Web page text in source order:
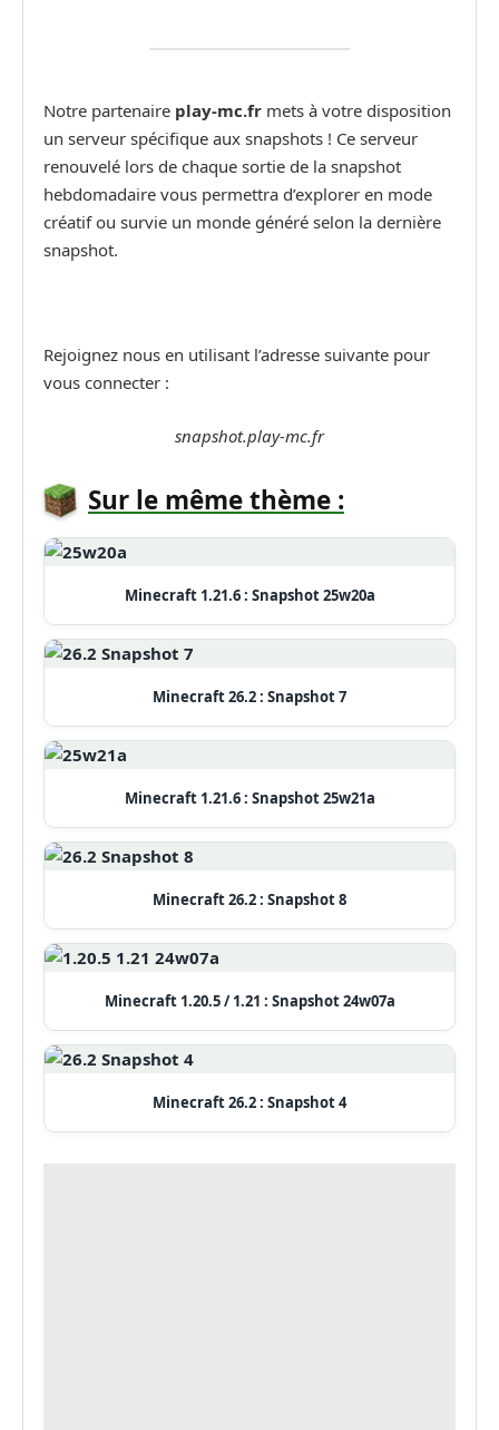
Notre partenaire play-mc.fr mets à votre disposition
un serveur spécifique aux snapshots ! Ce serveur
renouvelé lors de chaque sortie de la snapshot
hebdomadaire vous permettra d’explorer en mode
créatif ou survie un monde généré selon la dernière
snapshot.
Rejoignez nous en utilisant l’adresse suivante pour
vous connecter :
snapshot.play-mc.fr
Sur le même thème :
Minecraft 1.21.6 : Snapshot 25w20a
Minecraft 26.2 : Snapshot 7
Minecraft 1.21.6 : Snapshot 25w21a
Minecraft 26.2 : Snapshot 8
Minecraft 1.20.5 / 1.21 : Snapshot 24w07a
Minecraft 26.2 : Snapshot 4